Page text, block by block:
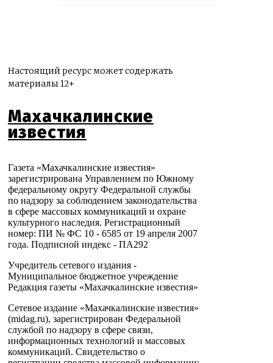
Настоящий ресурс может содержать
материалы 12+
Махачкалинские
известия
Газета «Махачкалинские известия»
зарегистрирована Управлением по Южному
федеральному округу Федеральной службы
по надзору за соблюдением законодательства
в сфере массовых коммуникаций и охране
культурного наследия. Регистрационный
номер: ПИ № ФС 10 - 6585 от 19 апреля 2007
года. Подписной индекс - ПА292
Учредитель сетевого издания -
Муниципальное бюджетное учреждение
Редакция газеты «Махачкалинские известия»
Сетевое издание «Махачкалинские известия»
(midag.ru), зарегистрирован Федеральной
службой по надзору в сфере связи,
информационных технологий и массовых
коммуникаций. Свидетельство о